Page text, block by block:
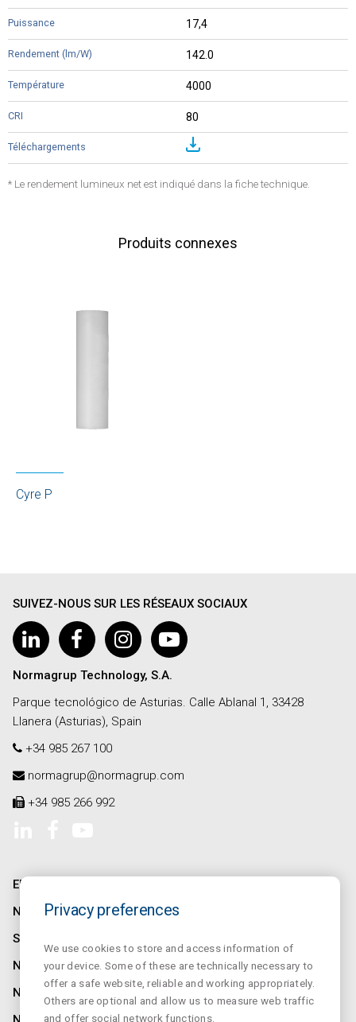
17,4
142.0
4000
80
* Le rendement lumineux net est indiqué dans la fiche technique.
Produits connexes
Cyre P
SUIVEZ-NOUS SUR LES RÉSEAUX SOCIAUX
Normagrup Technology, S.A.
Parque tecnológico de Asturias. Calle Ablanal 1, 33428
Llanera (Asturias), Spain
+34 985 267 100
normagrup@normagrup.com
+34 985 266 992
ENTREPRISE
NORMALINK
SALUZ
NORMALUX
NORMALIT
Privacy preferences
We use cookies to store and access information of
your device. Some of these are technically necessary to
offer a safe website, reliable and working appropriately.
Others are optional and allow us to measure web traffic
and offer social network functions.